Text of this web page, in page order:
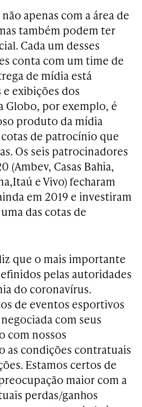
apenas com a área de
também podem ter
Cada um desses
conta com um time de
de mídia está
e exibições dos
Globo, por exemplo, é
produto da mídia
de patrocínio que
Os seis patrocinadores
(Ambev, Casas Bahia,
e Vivo) fecharam
em 2019 e investiram
das cotas de
que o mais importante
pelas autoridades
do coronavírus.
de eventos esportivos
com seus
com nossos
as condições contratuais
Estamos certos de
maior com a
perdas/ganhos